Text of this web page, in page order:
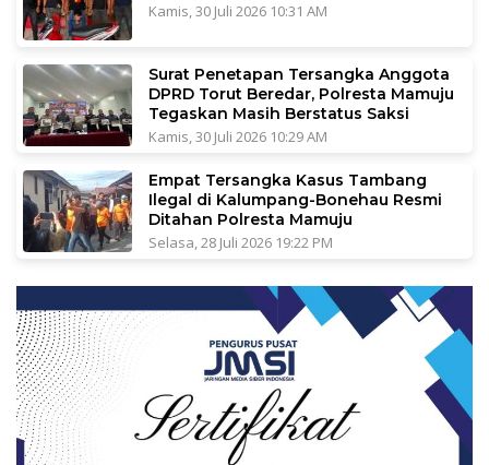
Kamis, 30 Juli 2026 10:31 AM
Surat Penetapan Tersangka Anggota
DPRD Torut Beredar, Polresta Mamuju
Tegaskan Masih Berstatus Saksi
Kamis, 30 Juli 2026 10:29 AM
Empat Tersangka Kasus Tambang
Ilegal di Kalumpang-Bonehau Resmi
Ditahan Polresta Mamuju
Selasa, 28 Juli 2026 19:22 PM